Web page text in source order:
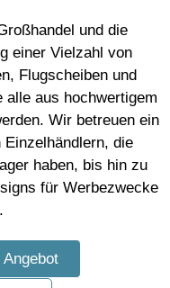
und die
einer Vielzahl von
Flugscheiben und
aus hochwertigem
Wir betreuen ein
die
haben, bis hin zu
für Werbezwecke